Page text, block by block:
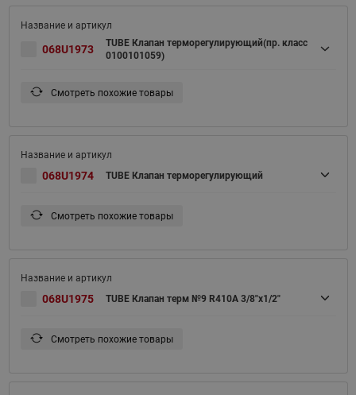
068U1973
TUBE Клапан терморегулирующий(пр. класс
0100101059)
Смотреть похожие товары
068U1974 TUBE Клапан терморегулирующий
Смотреть похожие товары
068U1975 TUBE Клапан терм №9 R410A 3/8"х1/2"
Смотреть похожие товары